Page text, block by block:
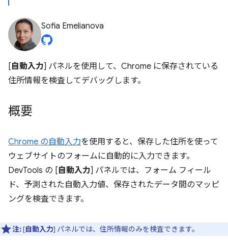
Sofia Emelianova
[自動入力] パネルを使用して、Chrome に保存されている
住所情報を検査してデバッグします。
概要
Chrome の自動入力を使用すると、保存した住所を使って
ウェブサイトのフォームに自動的に入力できます。
DevTools の [自動入力] パネルでは、フォーム フィール
ド、予測された自動入力値、保存されたデータ間のマッピ
ングを検査できます。
注:[自動入力] パネルでは、住所情報のみを検査できます。